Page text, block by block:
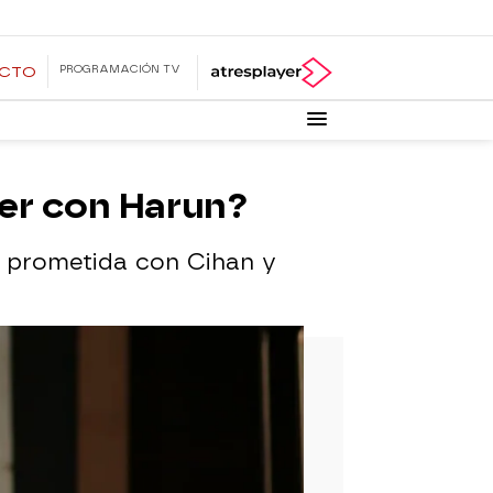
PROGRAMACIÓN TV
con Harun?
prometida con Cihan y